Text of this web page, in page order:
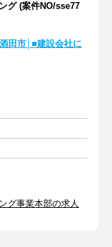
グ (案件NO/sse77
田市│■建設会社に
グ事業本部の求人